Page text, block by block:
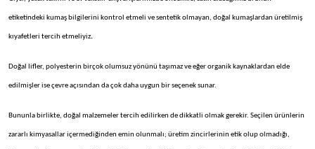
etiketindeki kumaş bilgilerini kontrol etmeli ve sentetik olmayan, doğal kumaşlardan üretilmiş
kıyafetleri tercih etmeliyiz.
Doğal lifler, polyesterin birçok olumsuz yönünü taşımaz ve eğer organik kaynaklardan elde
edilmişler ise çevre açısından da çok daha uygun bir seçenek sunar.
Bununla birlikte, doğal malzemeler tercih edilirken de dikkatli olmak gerekir. Seçilen ürünlerin
zararlı kimyasallar içermediğinden emin olunmalı; üretim zincirlerinin etik olup olmadığı,